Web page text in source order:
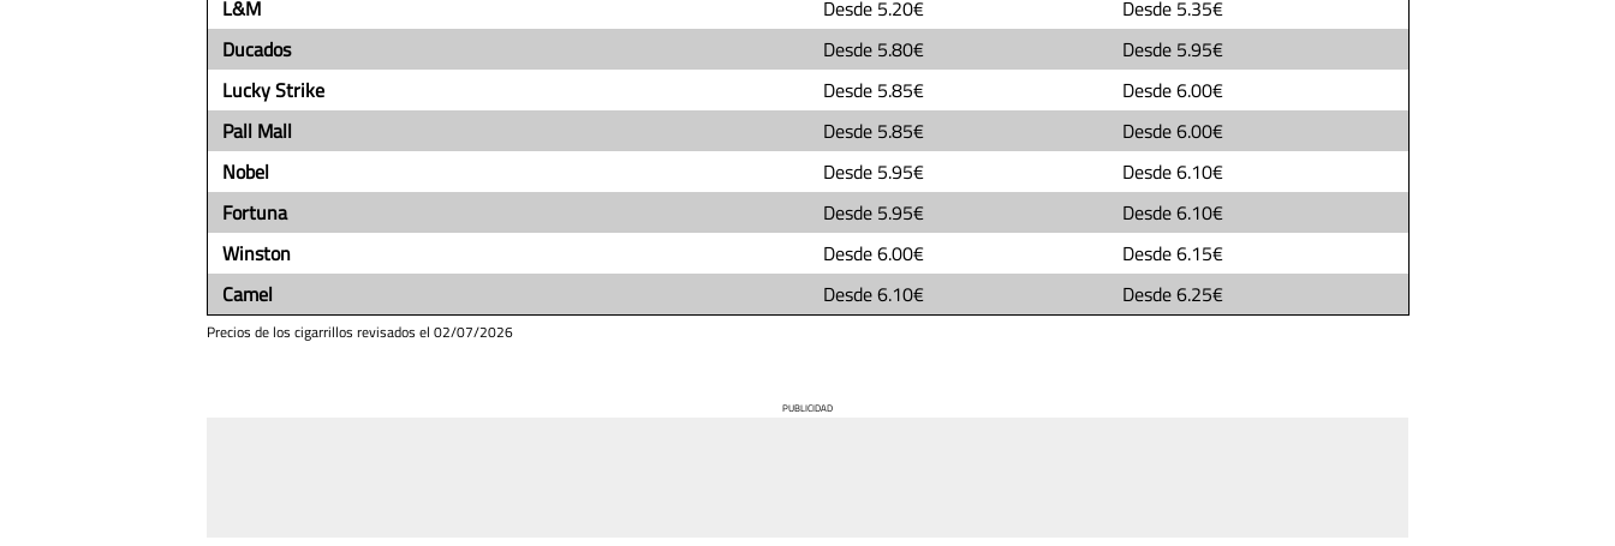
L&M
Desde 5.20€ Desde 5.35€
Ducados
Desde 5.80€ Desde 5.95€
Lucky Strike
Desde 5.85€ Desde6.00€
Pall Mall
Desde 5.85€ Desde6.00€
Nobel
Desde 5.95€ Desde6.10€
Fortuna
Desde 5.95€ Desde6.10€
Winston
Desde6.00€ Desde6.15€
Camel
Desde6.10€ Desde6.25€
Precios de los cigarrillos revisados el 02/07/2026
PUBLICIDAD